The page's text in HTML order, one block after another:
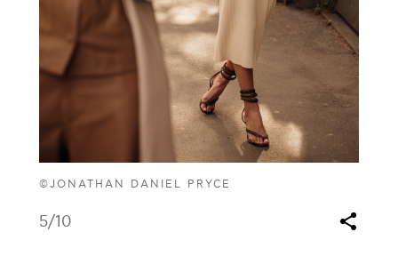
©JONATHAN DANIEL PRYCE
5/10